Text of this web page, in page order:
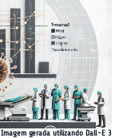
Imagem gerada utilizando Dall-E 3